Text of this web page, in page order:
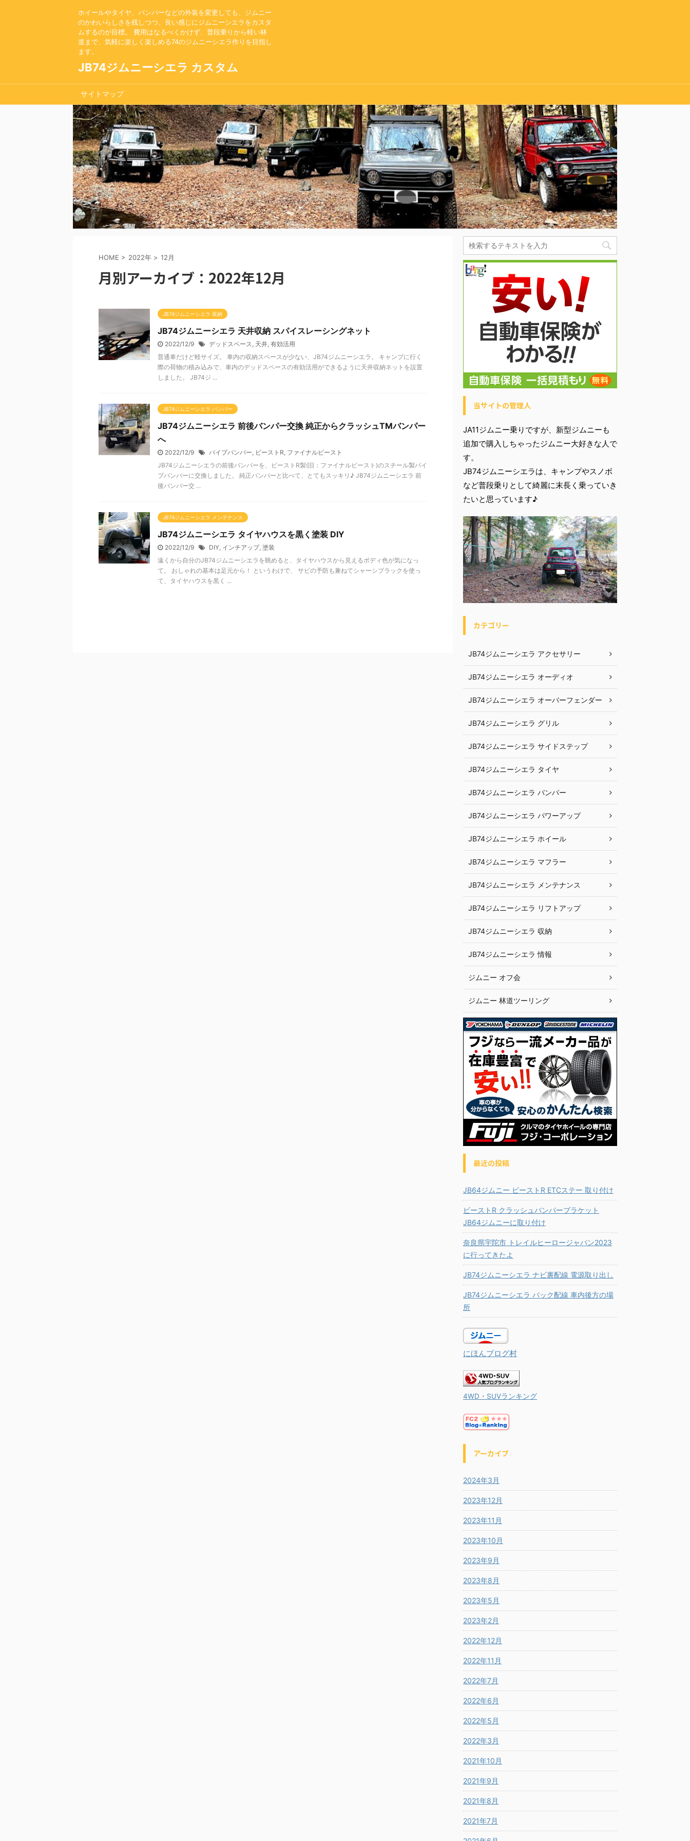
ホイールやタイヤ、バンパーなどの外装を変更しても、ジムニー
のかわいらしさを残しつつ、良い感じにジムニーシエラをカスタ
ムするのが目標。 費用はなるべくかけず、普段乗りから軽い林
道まで、気軽に楽しく楽しめる74のジムニーシエラ作りを目指し
ます。
JB74ジムニーシエラ カスタム
サイトマップ
HOME > 2022年 > 12月
月別アーカイブ：2022年12月
JB74ジムニーシエラ 収納
JB74ジムニーシエラ 天井収納 スパイスレーシングネット
2022/12/9 デッドスペース 天井 有効活用
普通車だけど軽サイズ。 車内の収納スペースが少ない、JB74ジムニーシエラ。 キャンプに行く
際の荷物の積み込みで、車内のデッドスペースの有効活用ができるように天井収納ネットを設置
しました。 JB74ジ ...
JB74ジムニーシエラ バンパー
JB74ジムニーシエラ 前後バンパー交換 純正からクラッシュTMバンパー
へ
2022/12/9 パイプバンパー ビーストR ファイナルビースト
JB74ジムニーシエラの前後バンパーを、ビーストR製(旧：ファイナルビースト)のスチール製パイ
プバンパーに交換しました。 純正バンパーと比べて、とてもスッキリ♪ JB74ジムニーシエラ 前
後バンパー交 ...
JB74ジムニーシエラ メンテナンス
JB74ジムニーシエラ タイヤハウスを黒く塗装 DIY
2022/12/9 DIY インチアップ, 塗装
遠くから自分のJB74ジムニーシエラを眺めると、タイヤハウスから見えるボディ色が気になっ
て。 おしゃれの基本は足元から！ というわけで、 サビの予防も兼ねてシャーシブラックを使っ
て、タイヤハウスを黒く ...
当サイトの管理人
JA11ジムニー乗りですが、新型ジムニーも
追加で購入しちゃったジムニー大好きな人で
す。
JB74ジムニーシエラは、キャンプやスノボ
など普段乗りとして綺麗に末長く乗っていき
たいと思っています♪
カテゴリー
JB74ジムニーシエラ アクセサリー
JB74ジムニーシエラ オーディオ
JB74ジムニーシエラ オーバーフェンダー
JB74ジムニーシエラ グリル
JB74ジムニーシエラ サイドステップ
JB74ジムニーシエラ タイヤ
JB74ジムニーシエラ バンパー
JB74ジムニーシエラ パワーアップ
JB74ジムニーシエラ ホイール
JB74ジムニーシエラ マフラー
JB74ジムニーシエラ メンテナンス
JB74ジムニーシエラ リフトアップ
JB74ジムニーシエラ 収納
JB74ジムニーシエラ 情報
ジムニー オフ会
ジムニー 林道ツーリング
最近の投稿
JB64ジムニー ビーストR ETCステー 取り付け
ビーストR クラッシュバンパーブラケット
JB64ジムニーに取り付け
奈良県宇陀市 トレイルヒーロージャパン2023
に行ってきたよ
JB74ジムニーシエラ ナビ裏配線 電源取り出し
JB74ジムニーシエラ バック配線 車内後方の場
所
にほんブログ村
4WD・SUVランキング
アーカイブ
2024年3月
2023年12月
2023年11月
2023年10月
2023年9月
2023年8月
2023年5月
2023年2月
2022年12月
2022年11月
2022年7月
2022年6月
2022年5月
2022年3月
2021年10月
2021年9月
2021年8月
2021年7月